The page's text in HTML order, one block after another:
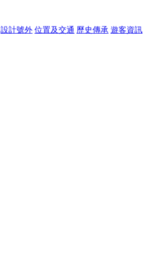
設計號外 位置及交通 歷史傳承 遊客資訊